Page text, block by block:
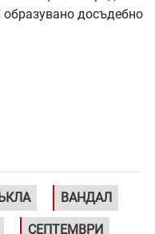
досъдебно
ВАНДАЛ
СЕПТЕМВРИ